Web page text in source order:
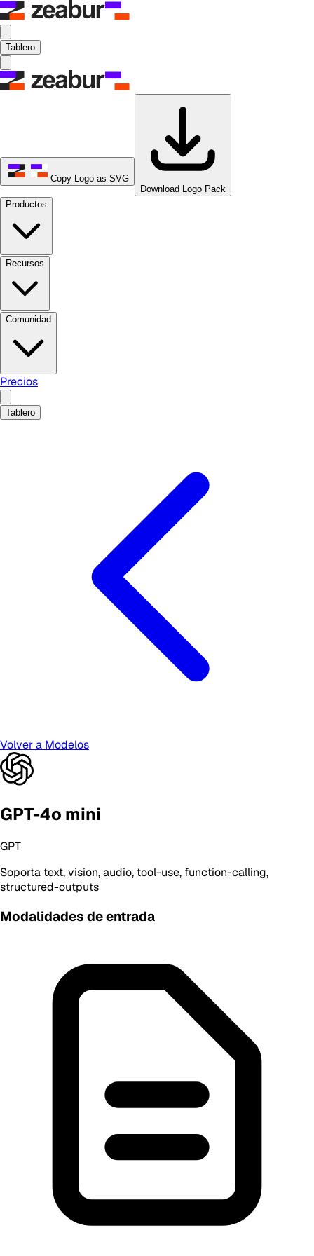
Tablero
Copy Logo as SVG
Download Logo Pack
Productos
Recursos
Comunidad
Precios
Tablero
Volver a Modelos
GPT-4o mini
GPT
Soporta text, vision, audio, tool-use, function-calling,
structured-outputs
Modalidades de entrada